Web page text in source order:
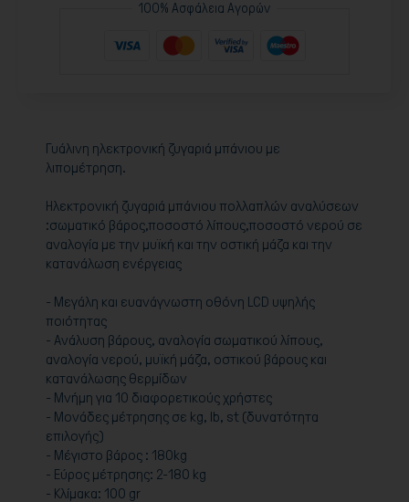
100% Ασφάλεια Αγορών
Γυάλινη ηλεκτρονική ζυγαριά μπάνιου με
λιπομέτρηση.
Ηλεκτρονική ζυγαριά μπάνιου πολλαπλών αναλύσεων
:σωματικό βάρος,ποσοστό λίπους,ποσοστό νερού σε
αναλογία με την μυϊκή και την οστική μάζα και την
κατανάλωση ενέργειας
- Μεγάλη και ευανάγνωστη οθόνη LCD υψηλής
ποιότητας
- Ανάλυση βάρους, αναλογία σωματικού λίπους,
αναλογία νερού, μυϊκή μάζα, οστικού βάρους και
κατανάλωσης θερμίδων
- Μνήμη για 10 διαφορετικούς χρήστες
- Μονάδες μέτρησης σε kg, lb, st (δυνατότητα
επιλογής)
- Μέγιστο βάρος : 180kg
- Εύρος μέτρησης: 2-180 kg
- Κλίμακα: 100 gr